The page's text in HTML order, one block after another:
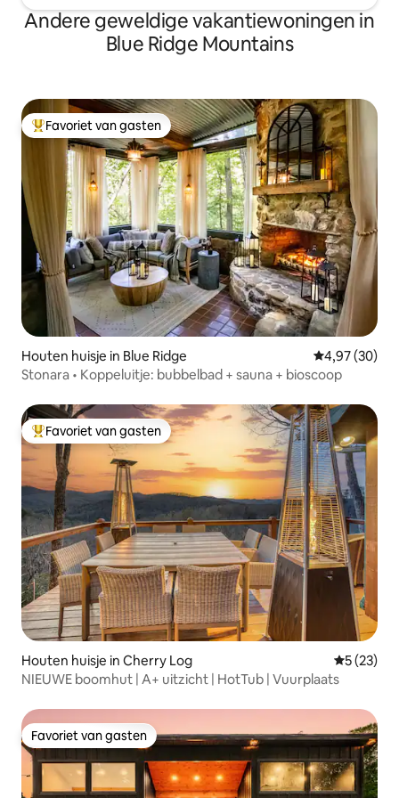
Andere geweldige vakantiewoningen in
Blue Ridge Mountains
Topfavoriet van gasten
Favoriet van gasten
Houten huisje in Blue Ridge Gemiddelde
4,97 (30)
Stonara • Koppeluitje: bubbelbad + sauna + bioscoop
Topfavoriet van gasten
Favoriet van gasten
Houten huisje in Cherry Log
5 (23)
NIEUWE boomhut | A+ uitzicht | HotTub | Vuurplaats
Favoriet van gasten
Favoriet van gasten